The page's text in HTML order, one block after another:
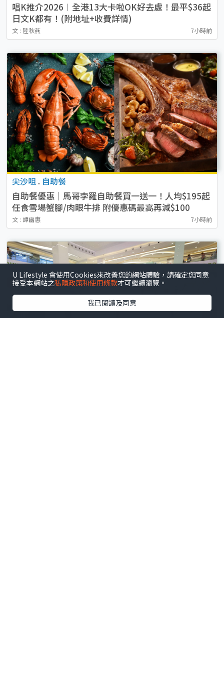
唱K推介2026︱全港13大卡啦OK好去處！最平$36起
日文K都有！(附地址+收費詳情)
文 : 陸秋燕 7小時前
尖沙咀 . 自助餐
自助餐優惠｜馬哥孛羅自助餐買一送一！人均$195起
任食雪場蟹腳/肉眼牛排 附優惠碼最高再減$100
文 : 譚幽惠 7小時前
U Lifestyle 會使用Cookies來改善您的網站體驗，請確定您同意
接受本網站之私隱政策和使用條款才可繼續瀏覽。
我已閱讀及同意